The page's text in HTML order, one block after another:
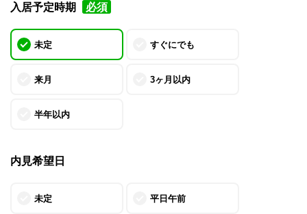
入居予定時期 必須
未定 すぐにでも
来月 3ヶ月以内
半年以内
内見希望日
未定 平日午前